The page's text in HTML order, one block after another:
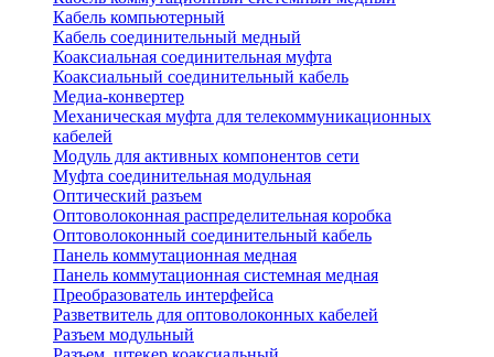
Кабель компьютерный
Кабель соединительный медный
Коаксиальная соединительная муфта
Коаксиальный соединительный кабель
Медиа-конвертер
Механическая муфта для телекоммуникационных
кабелей
Модуль для активных компонентов сети
Муфта соединительная модульная
Оптический разъем
Оптоволоконная распределительная коробка
Оптоволоконный соединительный кабель
Панель коммутационная медная
Панель коммутационная системная медная
Преобразователь интерфейса
Разветвитель для оптоволоконных кабелей
Разъем модульный